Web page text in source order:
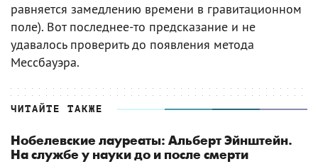
равняется замедлению времени в гравитационном
поле). Вот последнее-то предсказание и не
удавалось проверить до появления метода
Мессбауэра.
ЧИТАЙТЕ ТАКЖЕ
Нобелевские лауреаты: Альберт Эйнштейн.
На службе у науки до и после смерти